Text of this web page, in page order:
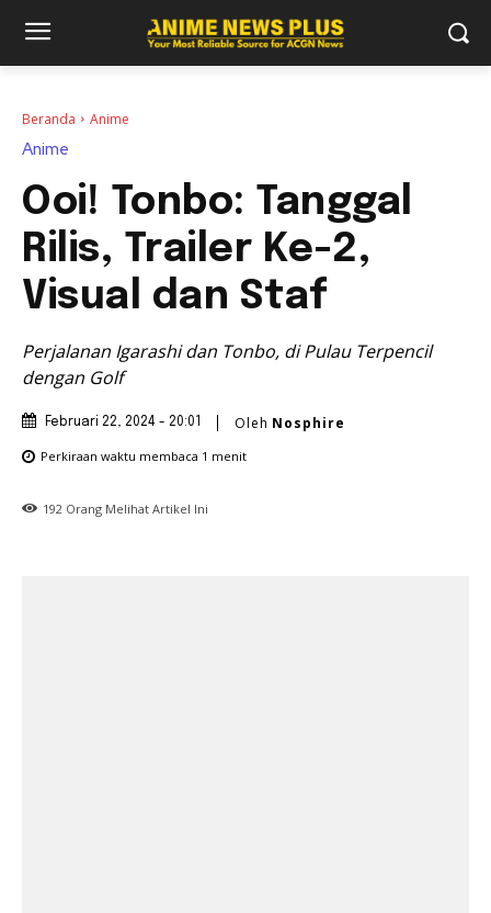
Beranda Anime
Anime
Ooi! Tonbo: Tanggal
Rilis, Trailer Ke-2,
Visual dan Staf
Perjalanan Igarashi dan Tonbo, di Pulau Terpencil
dengan Golf
Februari 22, 2024 - 20:01 Oleh Nosphire
Perkiraan waktu membaca 1 menit
192 Orang Melihat Artikel Ini